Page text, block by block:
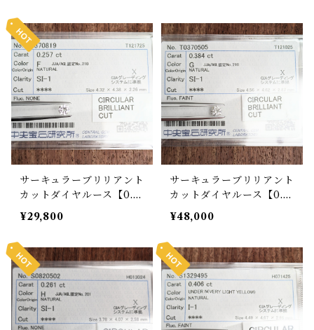
サーキュラーブリリアント
カットダイヤルース【0.2
57ct】 PRO208339
¥29,800
サーキュラーブリリアント
カットダイヤルース【0.3
84ct】 PRO208340
¥48,000